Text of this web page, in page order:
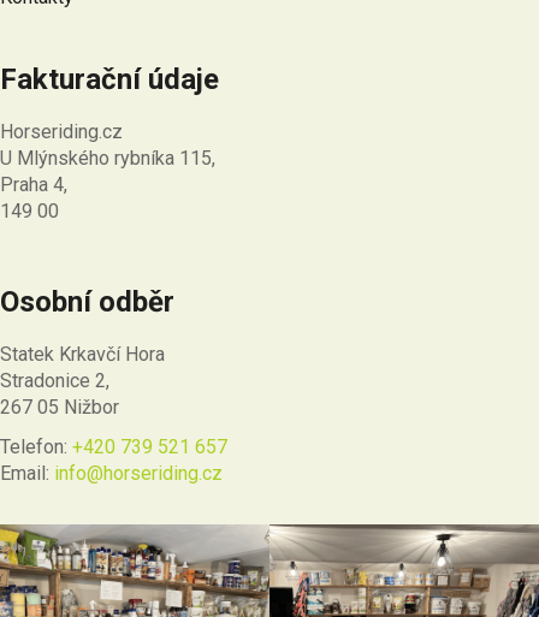
Fakturační údaje
Horseriding.cz
U Mlýnského rybníka 115,
Praha 4,
149 00
Osobní odběr
Statek Krkavčí Hora
Stradonice 2,
267 05 Nižbor
Telefon: +420 739 521 657
Email: info@horseriding.cz